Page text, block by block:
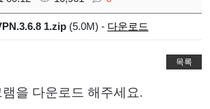
1.zip (5.0M) - 다운로드
목록
을 다운로드 해주세요.